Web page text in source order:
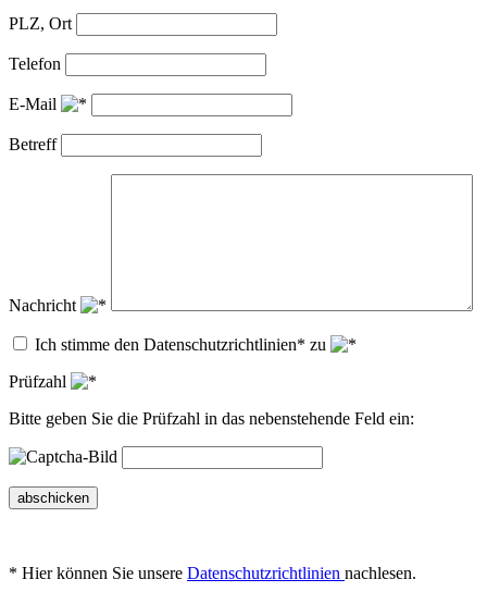
PLZ, Ort
Telefon
E-Mail
Betreff
Nachricht
Ich stimme den Datenschutzrichtlinien* zu
Prüfzahl
Bitte geben Sie die Prüfzahl in das nebenstehende Feld ein:
abschicken
* Hier können Sie unsere Datenschutzrichtlinien nachlesen.